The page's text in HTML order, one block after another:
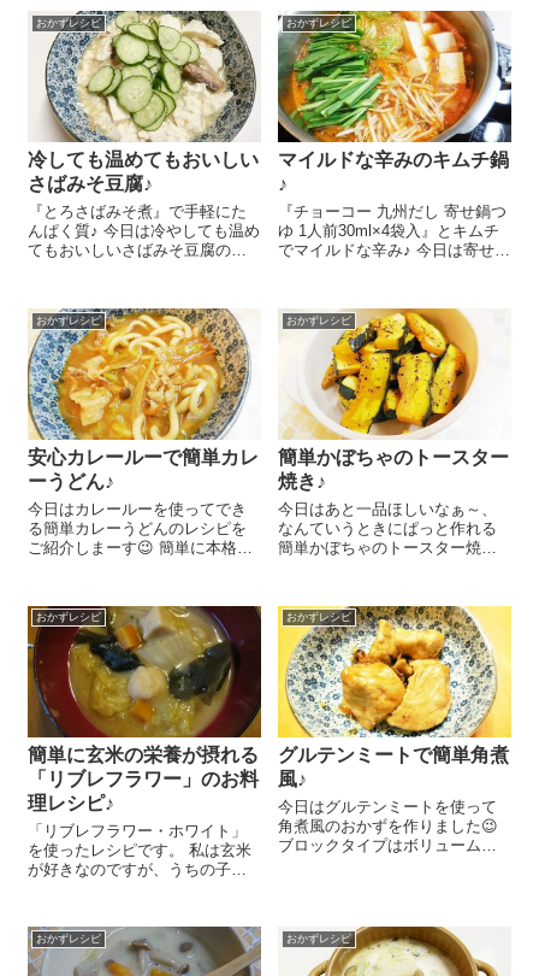
で、ゆでた大豆を「こうじ」の
一種テンペ菌で...
ち』を使った簡単おいしいレシ
ピをご紹介しまーす😉 まずハム
とチーズを1枚ずつ重ねておきま
す。電子レン...
おかずレシピ
冷しても温めてもおいしい
さばみそ豆腐♪
『とろさばみそ煮』で手軽にた
んぱく質♪ 今日は冷やしても温め
てもおいしいさばみそ豆腐のレ
入れます。絹ごし豆腐 1/2丁を
手で崩して入れ、『とろさばみ
そ煮』 ...
おかずレシピ
マイルドな辛みのキムチ鍋
♪
『チョーコー 九州だし 寄せ鍋つ
ゆ 1人前30ml×4袋入』とキムチ
でマイルドな辛み♪ 今日は寄せ鍋
～す😉 水 600㏄を鍋に入れ、
『チョーコー 九州だし 寄せ鍋つ
おかずレシピ
安心カレールーで簡単カレ
ーうどん♪
今日はカレールーを使ってでき
る簡単カレーうどんのレシピを
ご紹介しまーす😉 簡単に本格ス
季節におススメですよ～！ 鍋に
水400㏄を入れ、好みの野菜やお
肉をゆでます。3倍濃縮のめん
つ...
おかずレシピ
簡単かぼちゃのトースター
焼き♪
今日はあと一品ほしいなぁ～、
なんていうときにぱっと作れる
簡単かぼちゃのトースター焼き
で焼くだけなのにとってもおい
しいんですよ～！ かぼちゃ 1/8
は5㎜の厚さに切ります。ビニ
ー...
おかずレシピ
簡単に玄米の栄養が摂れる
「リブレフラワー」のお料
理レシピ♪
「リブレフラワー・ホワイト」
を使ったレシピです。 私は玄米
が好きなのですが、うちの子供
と出るかが不明なのであまり積
極的には食べさせていません。
でも、たまに...
おかずレシピ
グルテンミートで簡単角煮
風♪
今日はグルテンミートを使って
角煮風のおかずを作りました😉
ブロックタイプはボリュームの
味をつけておきます。醤油 大
おかずレシピ おかずレシピ